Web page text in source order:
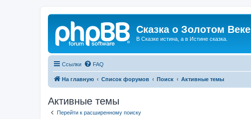
Сказка о Золотом Веке
В Сказке истина, а в Истине сказка.
Ссылки FAQ
На главную Список форумов Поиск Активные темы
Активные темы
Перейти к расширенному поиску